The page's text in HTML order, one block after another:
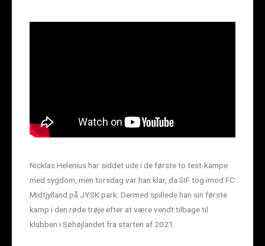
Nicklas Helenius har siddet ude i de første to test-kampe
med sygdom, men torsdag var han klar, da SIF tog imod FC
Midtjylland på JYSK park. Dermed spillede han sin første
kamp i den røde trøje efter at være vendt tilbage til
klubben i Søhøjlandet fra starten af 2021.